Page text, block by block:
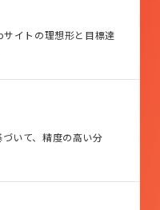
イトの理想形と目標達
いて、精度の高い分